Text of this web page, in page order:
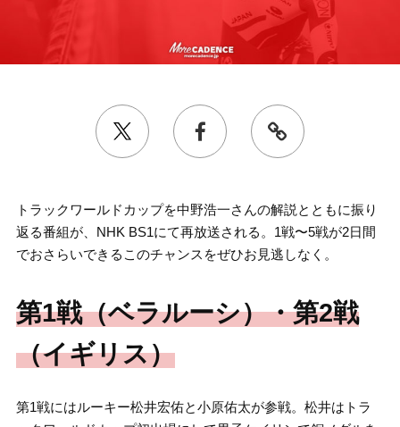
トラックワールドカップを中野浩一さんの解説とともに振り
返る番組が、NHK BS1にて再放送される。1戦〜5戦が2日間
でおさらいできるこのチャンスをぜひお見逃しなく。
第1戦（ベラルーシ）・第2戦
（イギリス）
第1戦にはルーキー松井宏佑と小原佑太が参戦。松井はトラ